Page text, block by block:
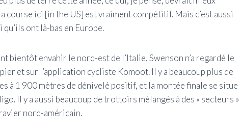
course ici [in the US] est vraiment compétitif. Mais c’est aussi
ont là-bas en Europe.
bientôt envahir le nord-est de l’Italie, Swenson n’a regardé le
et sur l’application cycliste Komoot. Il y a beaucoup plus de
à 1 900 mètres de dénivelé positif, et la montée finale se situe
Il y a aussi beaucoup de trottoirs mélangés à des « secteurs »
nord-américain.